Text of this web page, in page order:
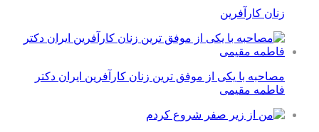
زنان کارآفرین
مصاحبه با یکی از موفق ترین زنان کارآفرین ایران دکتر
فاطمه مقیمی